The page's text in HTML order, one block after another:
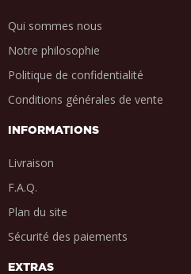
Qui sommes nous
Notre philosophie
Politique de confidentialité
Conditions générales de vente
INFORMATIONS
Livraison
F.A.Q.
Plan du site
Sécurité des paiements
EXTRAS